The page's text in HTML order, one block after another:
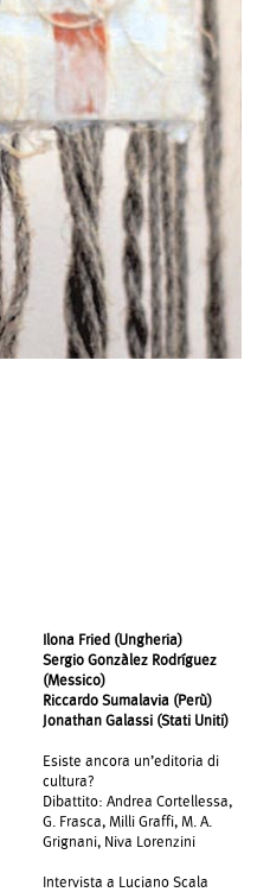
Ilona Fried (Ungheria)
Sergio Gonzàlez Rodríguez
(Messico)
Riccardo Sumalavia (Perù)
Jonathan Galassi (Stati Uniti)
Esiste ancora un’editoria di
cultura?
Dibattito: Andrea Cortellessa,
G. Frasca, Milli Graffi, M. A.
Grignani, Niva Lorenzini
Intervista a Luciano Scala